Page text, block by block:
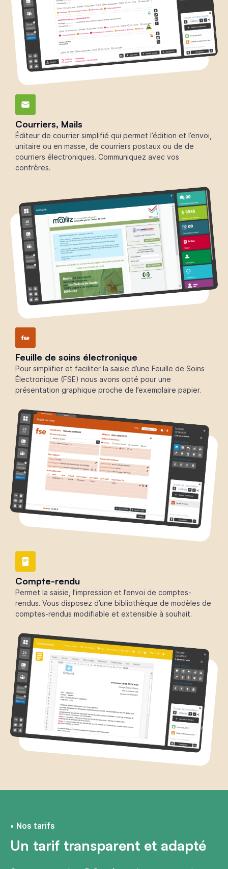
Courriers, Mails
Éditeur de courrier simplifié qui permet l’édition et l’envoi,
unitaire ou en masse, de courriers postaux ou de de
courriers électroniques. Communiquez avec vos
confrères.
Feuille de soins électronique
Pour simplifier et faciliter la saisie d’une Feuille de Soins
Électronique (FSE) nous avons opté pour une
présentation graphique proche de l’exemplaire papier.
Compte-rendu
Permet la saisie, l’impression et l’envoi de comptes-
rendus. Vous disposez d’une bibliothèque de modèles de
comptes-rendus modifiable et extensible à souhait.
Nos tarifs
Un tarif transparent et adapté